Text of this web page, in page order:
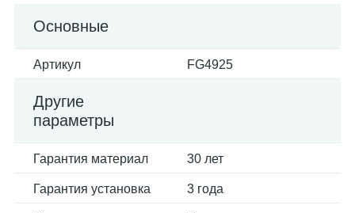
Основные
Артикул FG4925
Другие
параметры
Гарантия материал 30 лет
Гарантия установка 3 года